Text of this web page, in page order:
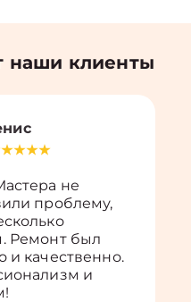
наши клиенты
не
проблему,
Ремонт был
и качественно.
и